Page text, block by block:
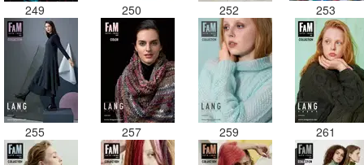
249 250 252 253
255 257 259 261